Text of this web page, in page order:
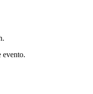
evento.